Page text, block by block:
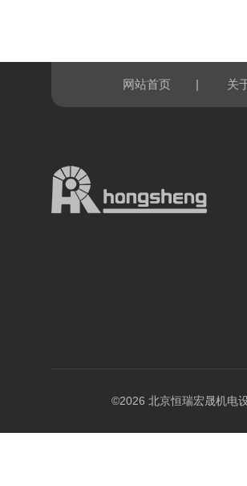
网站首页 | 关
©2026 北京恒瑞宏晟机电